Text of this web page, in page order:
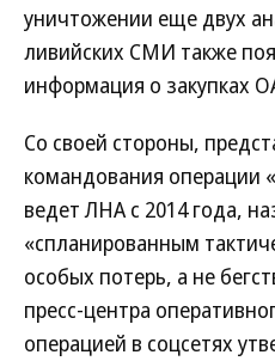
уничтожении еще двух
ливийских СМИ также
информация о закупках
Со своей стороны,
командования операции
ведет ЛНА с 2014 года,
«спланированным
особых потерь, а не
пресс-центра
операцией в соцсетях